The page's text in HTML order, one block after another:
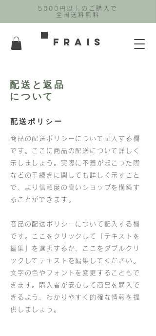
5000円以上のご購入で
全国送料無料
FRAIS
配送と返品
について
配送ポリシー
商品の配送ポリシーについて記入する欄
です。ここに商品の配送について詳しく
示しましょう。実際に不着が起こった際
などの手続きに関しても詳しく示すこと
で、より信頼度の高いショップを構築す
ることができます。
商品の配送ポリシーについて記入する欄
です。ここをクリックして「テキストを
編集」を選択するか、ここをダブルクリ
ックしてテキストを編集してください。
文字の色やフォントを変更することもで
きます。購入者が安心して商品を購入で
きるよう、わかりやすく的確な情報を提
供しましょう。